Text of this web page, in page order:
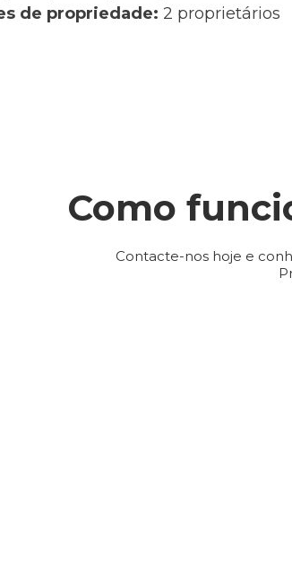
de propriedade: 2 proprietários
Como
Contacte-nos hoje e